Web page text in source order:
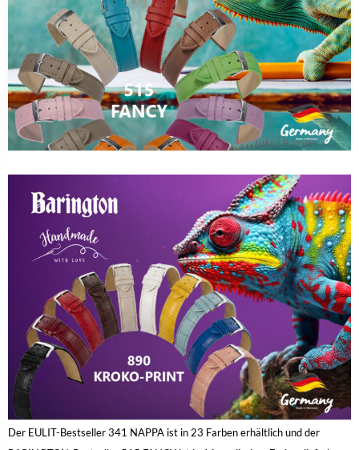
Der EULIT-Bestseller 341 NAPPA ist in 23 Farben erhältlich und der